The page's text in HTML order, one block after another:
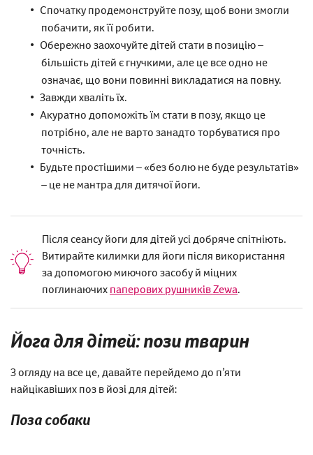
Спочатку продемонструйте позу, щоб вони змогли
побачити, як її робити.
Обережно заохочуйте дітей стати в позицію –
більшість дітей є гнучкими, але це все одно не
означає, що вони повинні викладатися на повну.
Завжди хваліть їх.
Акуратно допоможіть їм стати в позу, якщо це
потрібно, але не варто занадто торбуватися про
точність.
Будьте простішими – «без болю не буде результатів»
– це не мантра для дитячої йоги.
Після сеансу йоги для дітей усі добряче спітніють.
Витирайте килимки для йоги після використання
за допомогою миючого засобу й міцних
поглинаючих паперових рушників Zewa.
Йога для дітей: пози тварин
З огляду на все це, давайте перейдемо до п’яти
найцікавіших поз в йозі для дітей:
Поза собаки